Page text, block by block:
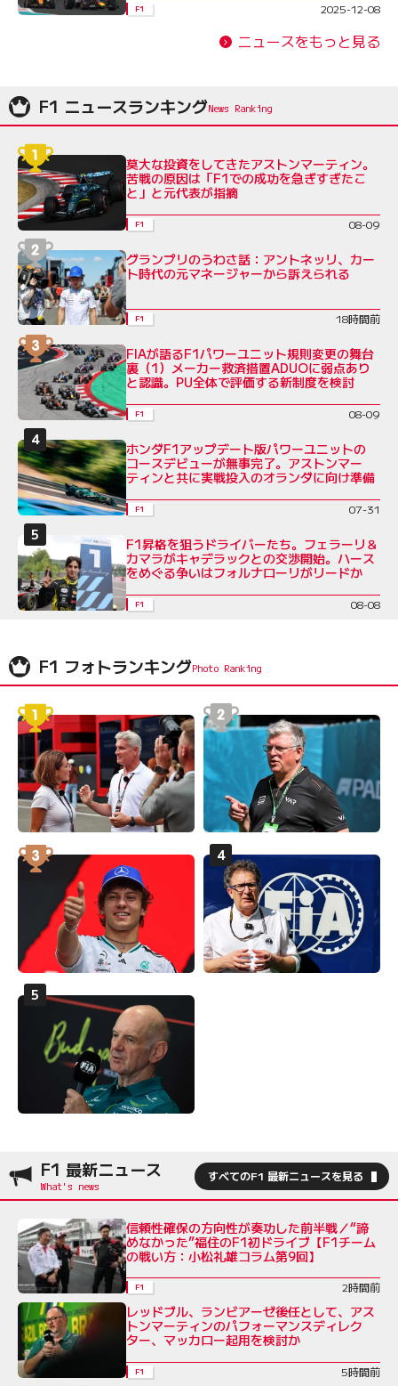
F1 2025-12-08
ニュースをもっと見る
F1 ニュースランキング
莫大な投資をしてきたアストンマーティン。
苦戦の原因は「F1での成功を急ぎすぎたこ
と」と元代表が指摘
F1 08-09
グランプリのうわさ話：アントネッリ、カー
ト時代の元マネージャーから訴えられる
F1 18時間前
FIAが語るF1パワーユニット規則変更の舞台
裏（1）メーカー救済措置ADUOに弱点あり
と認識。PU全体で評価する新制度を検討
F1 08-09
ホンダF1アップデート版パワーユニットの
コースデビューが無事完了。アストンマー
ティンと共に実戦投入のオランダに向け準備
F1 07-31
F1昇格を狙うドライバーたち。フェラーリ＆
カマラがキャデラックとの交渉開始。ハース
をめぐる争いはフォルナローリがリードか
F1 08-08
F1 フォトランキング
F1 最新ニュース すべてのF1 最新ニュースを見る
信頼性確保の方向性が奏功した前半戦／“諦
めなかった”福住のF1初ドライブ【F1チーム
の戦い方：小松礼雄コラム第9回】
F1 2時間前
レッドブル、ランビアーゼ後任として、アス
トンマーティンのパフォーマンスディレク
ター、マッカロー起用を検討か
F1 5時間前